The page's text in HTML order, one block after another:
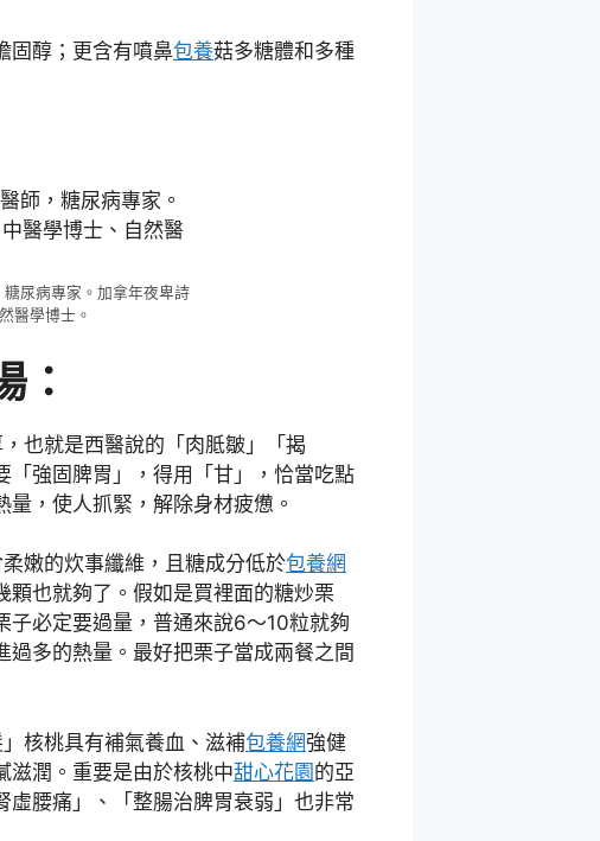
固醇；更含有噴鼻包養菇多糖體和多種
尿病專家。加拿年夜卑詩
醫學博士。
：
也就是西醫說的「肉胝皺」「揭
強固脾胃」，得用「甘」，恰當吃點
，使人抓緊，解除身材疲憊。
嫩的炊事纖維，且糖成分低於包養網
顆也就夠了。假如是買裡面的糖炒栗
子必定要過量，普通來說6～10粒就夠
過多的熱量。最好把栗子當成兩餐之間
核桃具有補氣養血、滋補包養網強健
滋潤。重要是由於核桃中甜心花園的亞
腰痛」、「整腸治脾胃衰弱」也非常